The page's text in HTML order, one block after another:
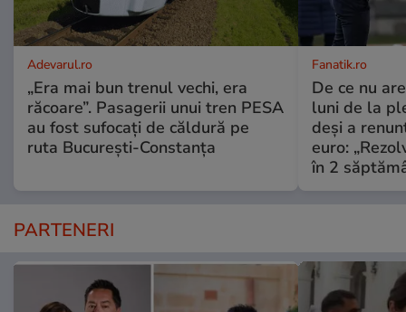
Adevarul.ro
„Era mai bun trenul vechi, era
răcoare”. Pasagerii unui tren PESA
au fost sufocați de căldură pe
ruta București-Constanța
Fanatik.ro
De ce nu
luni de la
deși a
euro:
în 2
PARTENERI